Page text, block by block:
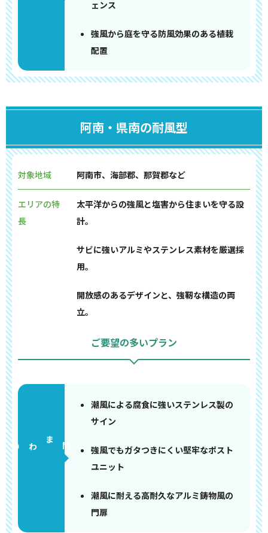
ェンス
強風から庭を守る防風効果のある植栽
配置
阿南・県南の耐風型
対象地域 阿南市、海部郡、那賀郡など
エリアの特
長
太平洋からの強風と塩害から住まいを守る設
計。
サビに強いアルミやステンレス素材を厳選採
用。
開放感のあるデザインと、強靭な構造の両
立。
ご要望の多いプラン
門まわり
潮風による腐食に強いステンレス製の
サイン
強風でもガタつきにくい堅牢なポスト
ユニット
潮風に耐える高耐久なアルミ鋳物風の
門扉